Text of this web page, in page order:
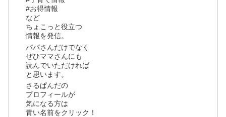
#お得情報
など
ちょこっと役立つ
情報を発信。
パパさんだけでなく
ぜひママさんにも
読んでいただければ
と思います。
さるぱんだの
プロフィールが
気になる方は
青い名前をクリック！